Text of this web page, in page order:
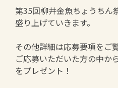
第35回柳井金魚ちょうちん
盛り上げていきます。
その他詳細は応募要項をご
ご応募いただいた方の中か
をプレゼント！